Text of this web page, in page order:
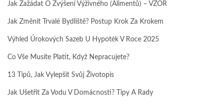
Jak Zažádat O Zvýšení Výživného (alimentů) – VZOR
Jak Změnit Trvalé Bydliště? Postup Krok Za Krokem
Výhled Úrokových Sazeb U Hypoték V Roce 2025
Co Vše Musíte Platit, Když Nepracujete?
13 Tipů, Jak Vylepšit Svůj Životopis
Jak Ušetřit Za Vodu V Domácnosti? Tipy A Rady